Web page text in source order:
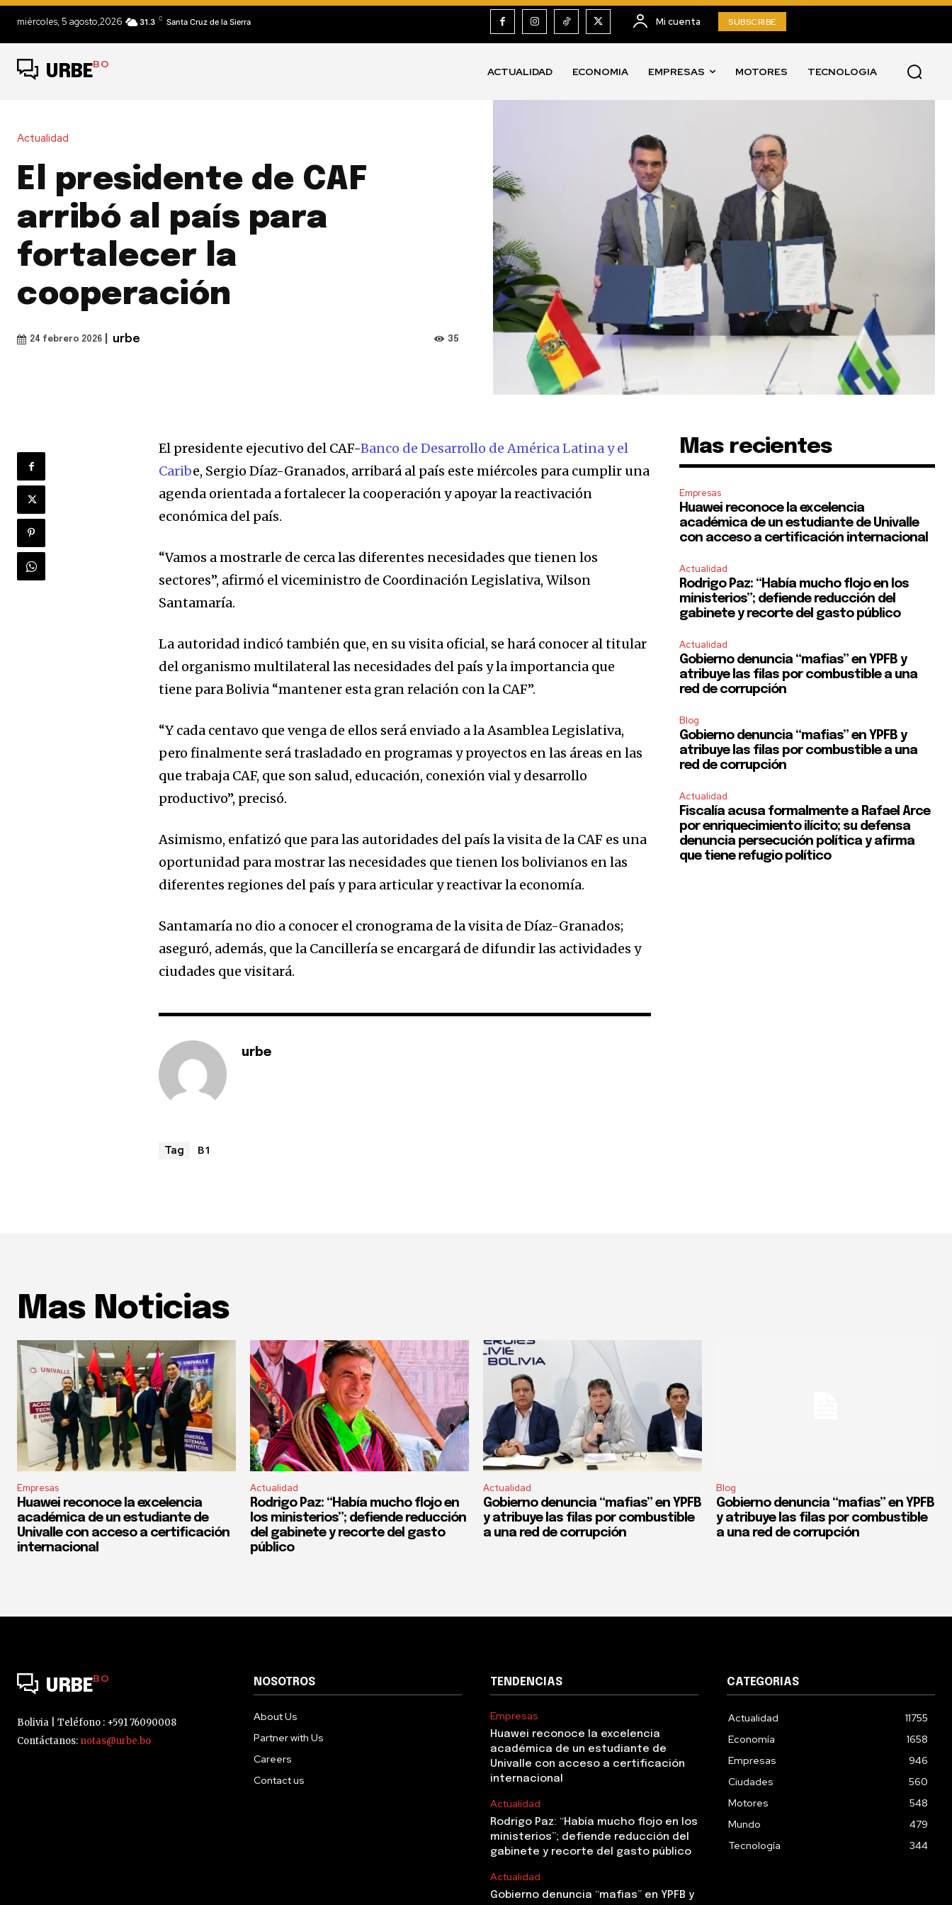
Join our community of
SUBSCRIBERS and be part
of the conversation.
the subscribe button below. Don't worry, we respect your privacy and
won't spam your inbox. Your information is safe with us.
SUBSCRIBE
I've read and accept the Privacy Policy.
miércoles, 5 agosto,2026 31.3 C Santa Cruz de la Sierra Mi cuenta SUBSCRIBE
URBEBO
ACTUALIDAD ECONOMIA EMPRESAS MOTORES TECNOLOGIA
Actualidad
El presidente de CAF
arribó al país para
fortalecer la
cooperación
24 febrero 2026 urbe 35
El presidente ejecutivo del CAF-Banco de Desarrollo de América Latina y el
Caribe, Sergio Díaz-Granados, arribará al país este miércoles para cumplir una
agenda orientada a fortalecer la cooperación y apoyar la reactivación
económica del país.
“Vamos a mostrarle de cerca las diferentes necesidades que tienen los
sectores”, afirmó el viceministro de Coordinación Legislativa, Wilson
Santamaría.
La autoridad indicó también que, en su visita oficial, se hará conocer al titular
del organismo multilateral las necesidades del país y la importancia que
tiene para Bolivia “mantener esta gran relación con la CAF”.
“Y cada centavo que venga de ellos será enviado a la Asamblea Legislativa,
pero finalmente será trasladado en programas y proyectos en las áreas en las
que trabaja CAF, que son salud, educación, conexión vial y desarrollo
productivo”, precisó.
Asimismo, enfatizó que para las autoridades del país la visita de la CAF es una
oportunidad para mostrar las necesidades que tienen los bolivianos en las
diferentes regiones del país y para articular y reactivar la economía.
Santamaría no dio a conocer el cronograma de la visita de Díaz-Granados;
aseguró, además, que la Cancillería se encargará de difundir las actividades y
ciudades que visitará.
urbe
Tag B1
Mas recientes
Empresas
Huawei reconoce la excelencia
académica de un estudiante de Univalle
con acceso a certificación internacional
Actualidad
Rodrigo Paz: “Había mucho flojo en los
ministerios”; defiende reducción del
gabinete y recorte del gasto público
Actualidad
Gobierno denuncia “mafias” en YPFB y
atribuye las filas por combustible a una
red de corrupción
Blog
Gobierno denuncia “mafias” en YPFB y
atribuye las filas por combustible a una
red de corrupción
Actualidad
Fiscalía acusa formalmente a Rafael Arce
por enriquecimiento ilícito; su defensa
denuncia persecución política y afirma
que tiene refugio político
Mas Noticias
Empresas
Huawei reconoce la excelencia
académica de un estudiante de
Univalle con acceso a certificación
internacional
Actualidad
Rodrigo Paz: “Había mucho flojo en
los ministerios”; defiende reducción
del gabinete y recorte del gasto
público
Actualidad
Gobierno denuncia “mafias” en YPFB
y atribuye las filas por combustible
a una red de corrupción
Blog
Gobierno denuncia “mafias” en YPFB
y atribuye las filas por combustible
a una red de corrupción
URBEBO
Bolivia | Teléfono : +591 76090008
Contáctanos: notas@urbe.bo
NOSOTROS
About Us
Partner with Us
Careers
Contact us
TENDENCIAS
Empresas
Huawei reconoce la excelencia
académica de un estudiante de
Univalle con acceso a certificación
internacional
Actualidad
Rodrigo Paz: “Había mucho flojo en los
ministerios”; defiende reducción del
gabinete y recorte del gasto público
Actualidad
Gobierno denuncia “mafias” en YPFB y
CATEGORIAS
Actualidad
11755
Economía
1658
Empresas
946
Ciudades
560
Motores
548
Mundo
479
Tecnología
344